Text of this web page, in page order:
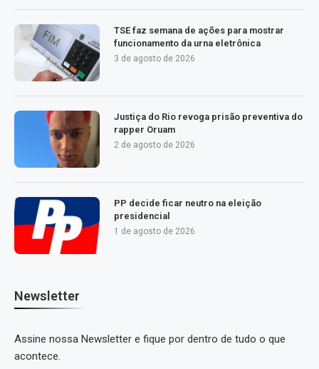
TSE faz semana de ações para mostrar
funcionamento da urna eletrônica
3 de agosto de 2026
Justiça do Rio revoga prisão preventiva do
rapper Oruam
2 de agosto de 2026
PP decide ficar neutro na eleição
presidencial
1 de agosto de 2026
Newsletter
Assine nossa Newsletter e fique por dentro de tudo o que
acontece.